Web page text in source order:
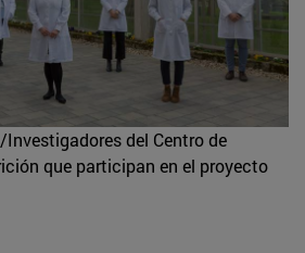
del Centro de
que participan en el proyecto